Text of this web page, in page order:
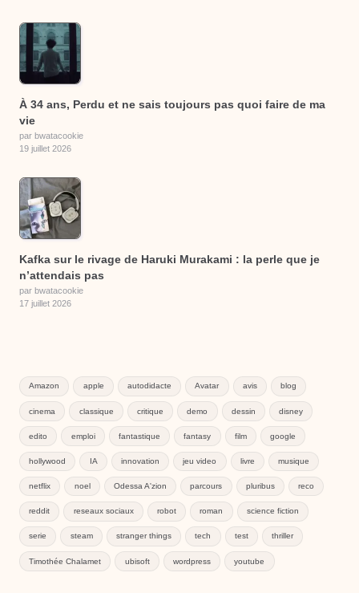
À 34 ans, Perdu et ne sais toujours pas quoi faire de ma
vie
par bwatacookie
19 juillet 2026
Kafka sur le rivage de Haruki Murakami : la perle que je
n’attendais pas
par bwatacookie
17 juillet 2026
Amazon apple autodidacte Avatar avis blog
cinema classique critique demo dessin disney
edito emploi fantastique fantasy film google
hollywood IA innovation jeu video livre musique
netflix noel Odessa A'zion parcours pluribus reco
reddit reseaux sociaux robot roman science fiction
serie steam stranger things tech test thriller
Timothée Chalamet ubisoft wordpress youtube